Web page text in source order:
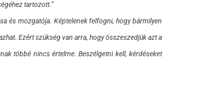
tartozott.”
és mozgatója. Képtelenek felfogni, hogy bármilyen
Ezért szükség van arra, hogy összeszedjük azt a
többé nincs értelme. Beszélgetni kell, kérdéseket